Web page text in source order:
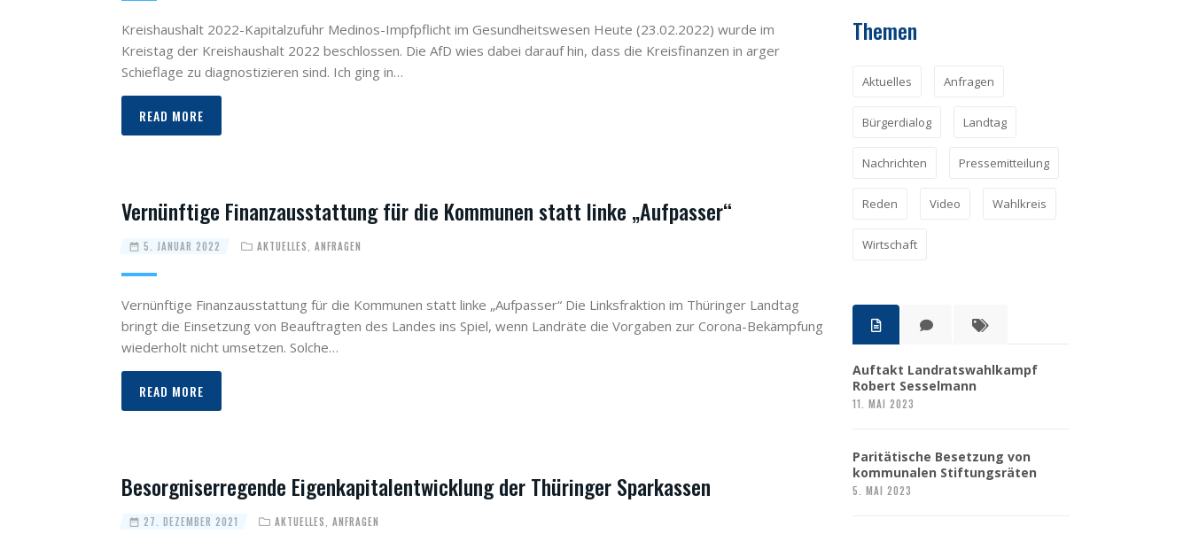
Kreishaushalt 2022-Kapitalzufuhr Medinos-Impfpflicht im Gesundheitswesen Heute (23.02.2022) wurde im
Kreistag der Kreishaushalt 2022 beschlossen. Die AfD wies dabei darauf hin, dass die Kreisfinanzen in arger
Schieflage zu diagnostizieren sind. Ich ging in…
READ MORE
Vernünftige Finanzausstattung für die Kommunen statt linke „Aufpasser“
5. JANUAR 2022 AKTUELLES ANFRAGEN
Vernünftige Finanzausstattung für die Kommunen statt linke „Aufpasser“ Die Linksfraktion im Thüringer Landtag
bringt die Einsetzung von Beauftragten des Landes ins Spiel, wenn Landräte die Vorgaben zur Corona-Bekämpfung
wiederholt nicht umsetzen. Solche…
READ MORE
Besorgniserregende Eigenkapitalentwicklung der Thüringer Sparkassen
27. DEZEMBER 2021 AKTUELLES ANFRAGEN
Themen
Aktuelles Anfragen
Bürgerdialog Landtag
Nachrichten Pressemitteilung
Reden Video Wahlkreis
Wirtschaft
Auftakt Landratswahlkampf
Robert Sesselmann
11. MAI 2023
Paritätische Besetzung von
kommunalen Stiftungsräten
5. MAI 2023